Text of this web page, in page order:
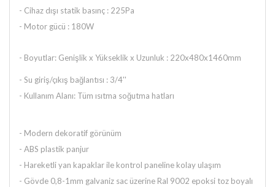
- Cihaz dışı statik basınç : 225Pa
- Motor gücü : 180W
- Boyutlar: Genişlik x Yükseklik x Uzunluk : 220x480x1460mm
- Su giriş/çıkış bağlantısı : 3/4''
- Kullanım Alanı: Tüm ısıtma soğutma hatları
- Modern dekoratif görünüm
- ABS plastik panjur
- Hareketli yan kapaklar ile kontrol paneline kolay ulaşım
- Gövde 0,8-1mm galvaniz sac üzerine Ral 9002 epoksi toz boyalı